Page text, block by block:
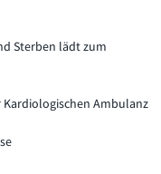
Sterben lädt zum
Ambulanz